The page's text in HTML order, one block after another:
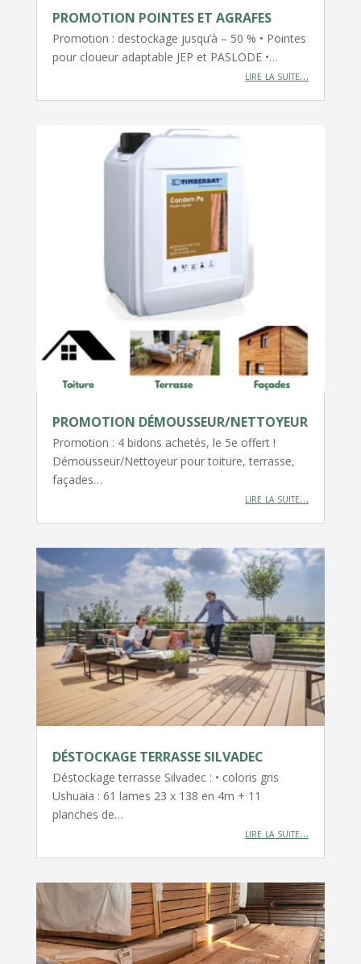
PROMOTION POINTES ET AGRAFES
Promotion : destockage jusqu’à – 50 % • Pointes
pour cloueur adaptable JEP et PASLODE •…
lire la suite…
PROMOTION DÉMOUSSEUR/NETTOYEUR
Promotion : 4 bidons achetés, le 5e offert !
Démousseur/Nettoyeur pour toiture, terrasse,
façades…
lire la suite…
DÉSTOCKAGE TERRASSE SILVADEC
Déstockage terrasse Silvadec : • coloris gris
Ushuaia : 61 lames 23 x 138 en 4m + 11
planches de…
lire la suite…